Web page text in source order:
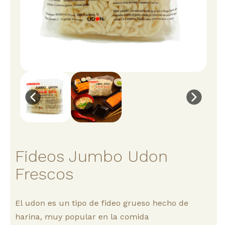
Fideos Jumbo Udon
Frescos
El udon es un tipo de fideo grueso hecho de
harina, muy popular en la comida